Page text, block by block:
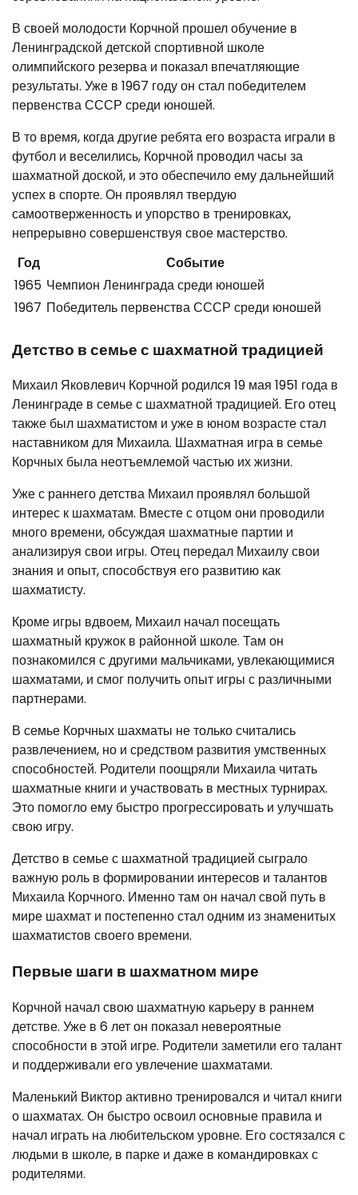
В своей молодости Корчной прошел обучение в
Ленинградской детской спортивной школе
олимпийского резерва и показал впечатляющие
результаты. Уже в 1967 году он стал победителем
первенства СССР среди юношей.
В то время, когда другие ребята его возраста играли в
футбол и веселились, Корчной проводил часы за
шахматной доской, и это обеспечило ему дальнейший
успех в спорте. Он проявлял твердую
самоотверженность и упорство в тренировках,
непрерывно совершенствуя свое мастерство.
Год
Событие
1965 Чемпион Ленинграда среди юношей
1967 Победитель первенства СССР среди юношей
Детство в семье с шахматной традицией
Михаил Яковлевич Корчной родился 19 мая 1951 года в
Ленинграде в семье с шахматной традицией. Его отец
также был шахматистом и уже в юном возрасте стал
наставником для Михаила. Шахматная игра в семье
Корчных была неотъемлемой частью их жизни.
Уже с раннего детства Михаил проявлял большой
интерес к шахматам. Вместе с отцом они проводили
много времени, обсуждая шахматные партии и
анализируя свои игры. Отец передал Михаилу свои
знания и опыт, способствуя его развитию как
шахматисту.
Кроме игры вдвоем, Михаил начал посещать
шахматный кружок в районной школе. Там он
познакомился с другими мальчиками, увлекающимися
шахматами, и смог получить опыт игры с различными
партнерами.
В семье Корчных шахматы не только считались
развлечением, но и средством развития умственных
способностей. Родители поощряли Михаила читать
шахматные книги и участвовать в местных турнирах.
Это помогло ему быстро прогрессировать и улучшать
свою игру.
Детство в семье с шахматной традицией сыграло
важную роль в формировании интересов и талантов
Михаила Корчного. Именно там он начал свой путь в
мире шахмат и постепенно стал одним из знаменитых
шахматистов своего времени.
Первые шаги в шахматном мире
Корчной начал свою шахматную карьеру в раннем
детстве. Уже в 6 лет он показал невероятные
способности в этой игре. Родители заметили его талант
и поддерживали его увлечение шахматами.
Маленький Виктор активно тренировался и читал книги
о шахматах. Он быстро освоил основные правила и
начал играть на любительском уровне. Его состязался с
людьми в школе, в парке и даже в командировках с
родителями.